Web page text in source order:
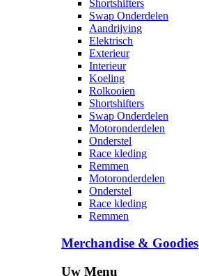
Shortshifters
Swap Onderdelen
Aandrijving
Elektrisch
Exterieur
Interieur
Koeling
Rolkooien
Shortshifters
Swap Onderdelen
Motoronderdelen
Onderstel
Race kleding
Remmen
Motoronderdelen
Onderstel
Race kleding
Remmen
Merchandise & Goodies
Uw Menu